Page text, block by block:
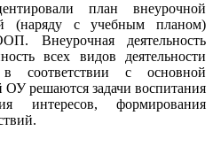
план внеурочной
(наряду с учебным планом)
Внеурочная деятельность
всех видов деятельности
соответствии с основной
ОУ решаются задачи воспитания
интересов, формирования